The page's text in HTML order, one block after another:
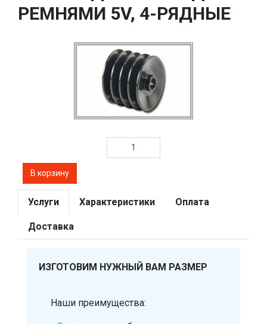
РЕМНЯМИ 5V, 4-РЯДНЫЕ
Услуги Характеристики Оплата
Доставка
ИЗГОТОВИМ НУЖНЫЙ ВАМ РАЗМЕР
Наши преимущества: